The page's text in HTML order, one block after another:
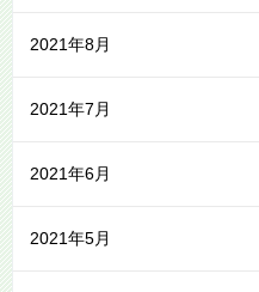
2021年8月
2021年7月
2021年6月
2021年5月